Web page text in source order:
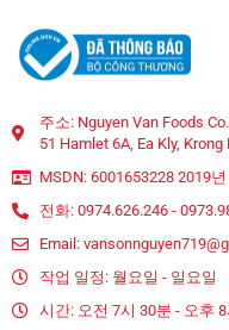
주소: Nguyen Van Foods
51 Hamlet 6A, Ea Kly,
MSDN: 6001653228 2019
전화: 0974.626.246 -
Email:
작업 일정: 월요일 - 일요일
시간: 오전 7시 30분 - 오후